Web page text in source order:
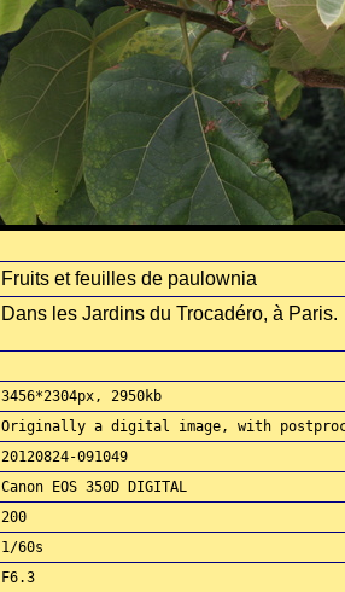
Fruits et feuilles de paulownia
Dans les Jardins du Trocadéro, à Paris.
3456*2304px, 2950kb
Originally a digital image, with
20120824-091049
Canon EOS 350D DIGITAL
200
1/60s
F6.3